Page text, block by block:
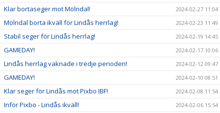
Klar bortaseger mot Mölndal! 2024-02-27 11:04
Mölndal borta ikväll för Lindås herrlag! 2024-02-23 11:49
Stabil seger för Lindås herrlag! 2024-02-19 14:45
GAMEDAY! 2024-02-17 10:06
Lindås herrlag vaknade i tredje perioden! 2024-02-12 09:47
GAMEDAY! 2024-02-10 08:51
Klar seger för Lindås mot Pixbo IBF! 2024-02-08 11:54
Inför Pixbo - Lindås ikväll! 2024-02-06 15:54